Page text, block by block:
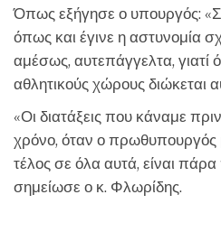
Όπως εξήγησε ο υπουργός:
όπως και έγινε η αστυνομία
αμέσως, αυτεπάγγελτα, γιατί
αθλητικούς χώρους διώκεται
«Οι διατάξεις που κάναμε
χρόνο, όταν ο πρωθυπουργός
τέλος σε όλα αυτά, είναι
σημείωσε ο κ. Φλωρίδης.